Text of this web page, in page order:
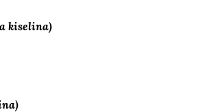
kiselina)